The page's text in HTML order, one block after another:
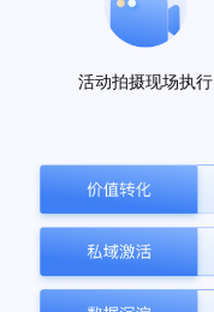
活动拍摄现场执行